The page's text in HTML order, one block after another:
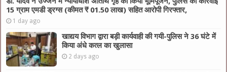
15 ग्राम एमडी ड्रग्स (कीमत ₹ 01.50 लाख) सहित आरोपी गिरफ्तार,
1 day ago
खाद्यय विभाग द्वारा बड़ी कार्यवाही की गयी-पुलिस ने 36 घंटे में
किया अंधे कत्ल का खुलासा
2 days ago